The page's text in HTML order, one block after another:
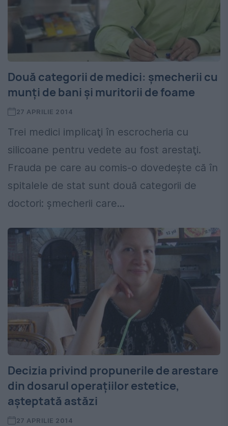
Două categorii de medici: şmecherii cu
munţi de bani şi muritorii de foame
27 APRILIE 2014
Trei medici implicaţi în escrocheria cu
silicoane pentru vedete au fost arestaţi.
Frauda pe care au comis-o dovedeşte că în
spitalele de stat sunt două categorii de
doctori: şmecherii care...
Decizia privind propunerile de arestare
din dosarul operaţiilor estetice,
aşteptată astăzi
27 APRILIE 2014